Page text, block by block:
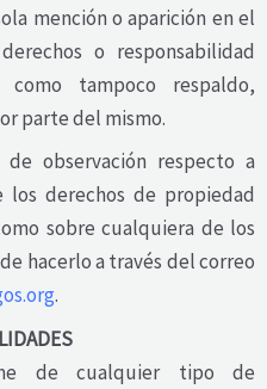
mención o aparición en el
o responsabilidad
tampoco respaldo,
parte del mismo.
observación respecto a
derechos de propiedad
sobre cualquiera de los
hacerlo a través del correo
.
de cualquier tipo de